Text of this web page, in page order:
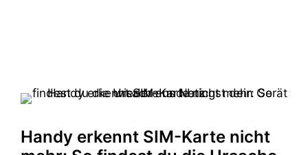
Handy erkennt SIM-Karte nicht